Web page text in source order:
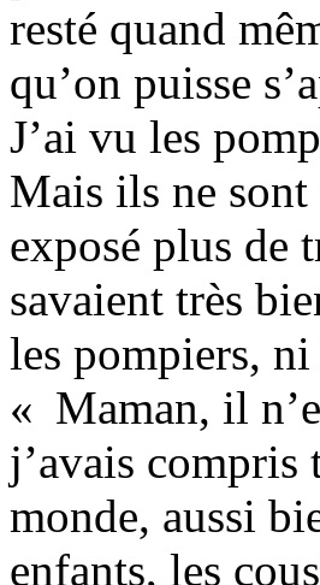
resté quand
qu’on puisse
J’ai vu les
Mais ils ne sont
exposé plus de
savaient très
les pompiers,
« Maman, il
j’avais
monde, aussi
enfants, les